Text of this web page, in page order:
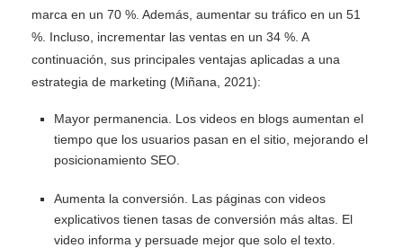
marca en un 70 %. Además, aumentar su tráfico en un 51
%. Incluso, incrementar las ventas en un 34 %. A
continuación, sus principales ventajas aplicadas a una
estrategia de marketing (Miñana, 2021):
Mayor permanencia. Los videos en blogs aumentan el
tiempo que los usuarios pasan en el sitio, mejorando el
posicionamiento SEO.
Aumenta la conversión. Las páginas con videos
explicativos tienen tasas de conversión más altas. El
video informa y persuade mejor que solo el texto.